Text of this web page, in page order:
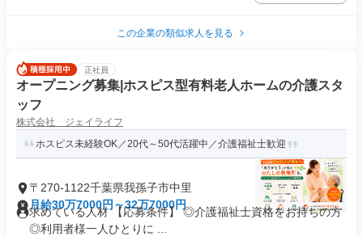
この企業の類似求人を見る
正社員
オープニング募集|ホスピス型有料老人ホームの介護スタ
ッフ
株式会社 ジェイライフ
ホスピス未経験OK／20代～50代活躍中／介護福祉士歓迎
〒270-1122千葉県我孫子市中里
月給30万7000円～32万7000円
求めている人材 【応募条件】 ◎介護福祉士資格をお持ちの方
◎利用者様一人ひとりに ...